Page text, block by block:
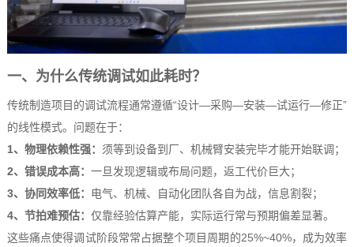
一、为什么传统调试如此耗时？
传统制造项目的调试流程通常遵循“设计—采购—安装—试运行—修正”
的线性模式。问题在于：
1、物理依赖性强： 须等到设备到厂、机械臂安装完毕才能开始联调；
2、错误成本高： 一旦发现逻辑或布局问题，返工代价巨大；
3、协同效率低： 电气、机械、自动化团队各自为战，信息割裂；
4、节拍难预估： 仅靠经验估算产能，实际运行常与预期偏差显著。
这些痛点使得调试阶段常常占据整个项目周期的25%~40%，成为效率